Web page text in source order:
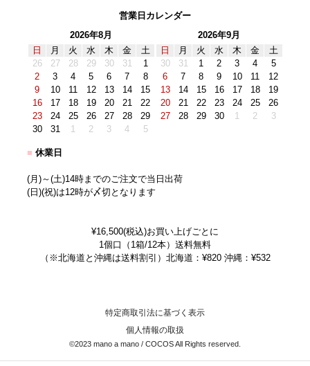
営業日カレンダー
2026年8月
日
月 火 水 木 金
土
26
27 28 29 30 31
1
2
3 4 5 6 7
8
9
10 11 12 13 14
15
16
17 18 19 20 21
22
23
24 25 26 27 28
29
30
31 1 2 3 4 5
2026年9月
日
月 火 水 木 金
土
30
31 1 2 3 4
5
6
7 8 9 10 11
12
13
14 15 16 17 18
19
20
21 22 23 24 25
26
27
28 29 30 1 2 3
■ 休業日
(月)～(土)14時までのご注文で当日出荷
(日)(祝)は12時が〆切となります
¥16,500(税込)お買い上げごとに
1個口（1箱/12本）送料無料
（※北海道と沖縄は送料割引）北海道：¥820 沖縄：¥532
特定商取引法に基づく表示
個人情報の取扱
©2023 mano a mano / COCOS All Rights reserved.